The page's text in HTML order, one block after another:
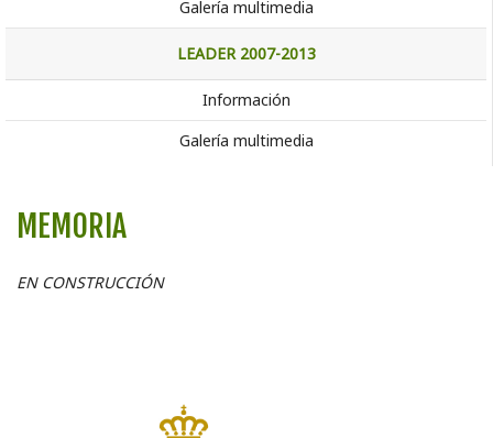
Galería multimedia
LEADER 2007-2013
Información
Galería multimedia
MEMORIA
EN CONSTRUCCIÓN